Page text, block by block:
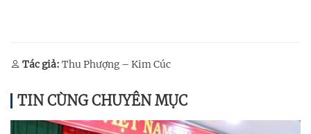
Tác giả: Thu Phượng – Kim Cúc
TIN CÙNG CHUYÊN MỤC